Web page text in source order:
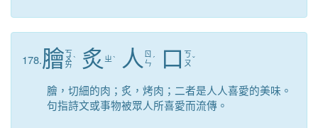
178.膾ㄎ
ㄨ
ㄞ
ˋ 炙 ㄓˋ 人 ㄖ
ㄣ ˊ 口 ㄎ
ㄡˇ
膾，切細的肉；炙，烤肉；二者是人人喜愛的美味。
句指詩文或事物被眾人所喜愛而流傳。